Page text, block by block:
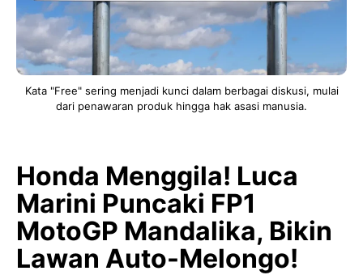
Kata "Free" sering menjadi kunci dalam berbagai diskusi, mulai
dari penawaran produk hingga hak asasi manusia.
Honda Menggila! Luca
Marini Puncaki FP1
MotoGP Mandalika, Bikin
Lawan Auto-Melongo!